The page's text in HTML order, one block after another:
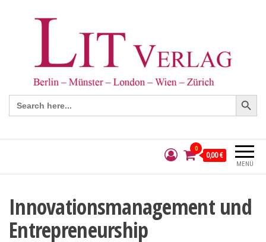
Search
for:
Search Button
MENÜ
0
0,00 €
Innovationsmanagement und
Entrepreneurship